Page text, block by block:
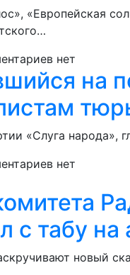
«Европейская
нет
на
«Слуга народа»,
нет
с табу на
новый